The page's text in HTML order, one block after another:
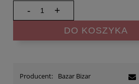
- +
DO KOSZYKA
Producent:
Bazar Bizar